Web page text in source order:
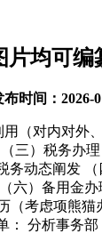
片均可编
布时间： 2026-
（对内对外
三）税务办
务动态阐发
六）备用金
（考虑项熊猫
： 分析事务